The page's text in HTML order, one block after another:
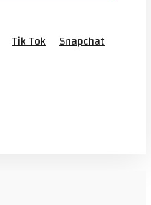
Tik Tok
Snapchat